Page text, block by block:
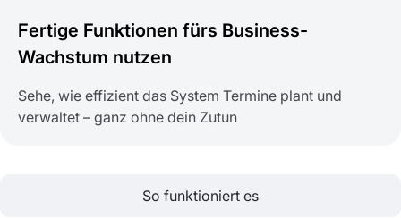
Fertige Funktionen fürs Business-
Wachstum nutzen
Sehe, wie effizient das System Termine plant und
verwaltet – ganz ohne dein Zutun
So funktioniert es